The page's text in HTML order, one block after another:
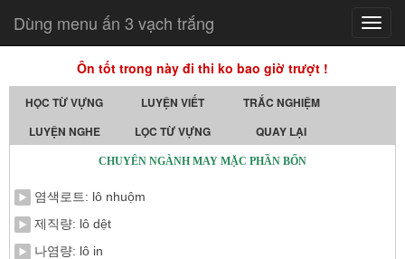
Dùng menu ấn 3 vạch trắng
Ôn tốt trong này đi thi ko bao giờ trượt !
HỌC TỪ VỰNG LUYỆN VIẾT
TRẮC NGHIỆM
LUYỆN NGHE
LỌC TỪ VỰNG QUAY LẠI
CHUYÊN NGÀNH MAY MẶC PHẦN BỐN
염색로트: lô nhuộm
제직량: lô dệt
나염량: lô in